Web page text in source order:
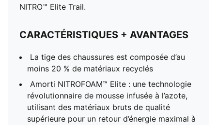
NITRO™ Elite Trail.
CARACTÉRISTIQUES + AVANTAGES
La tige des chaussures est composée d’au
moins 20 % de matériaux recyclés
Amorti NITROFOAM™ Elite : une technologie
révolutionnaire de mousse infusée à l’azote,
utilisant des matériaux bruts de qualité
supérieure pour un retour d’énergie maximal à